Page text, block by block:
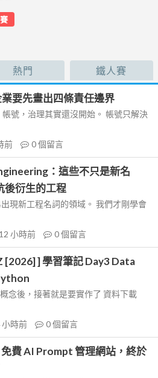
熱門 鐵人賽
要先畫出四條責任邊界
號，治理其實還沒開始。 帳號只解決
前 0個留言
：這些不只是新名
後衍生的工程
現新工程名詞的領域。 我們才剛學會
12 小時前 0個留言
[2026] ] 學習筆記 Day3 Data
念後，接著就是要實作了 資料下載
小時前 0個留言
免費 AI Prompt 管理網站，終於